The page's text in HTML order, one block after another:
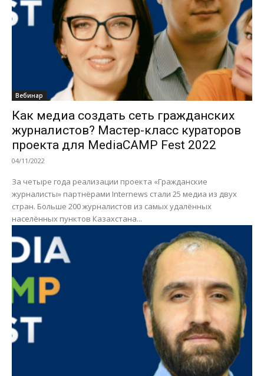
Вебинар
Как медиа создать сеть гражданских
журналистов? Мастер-класс кураторов
проекта для MediaCAMP Fest 2022
04/11/2022
За четыре года реализации проекта «Гражданские
журналисты» партнёрами Internews стали 25 медиа из двух
стран. Больше 200 журналистов из самых удалённых
населённых пунктов Казахстана...